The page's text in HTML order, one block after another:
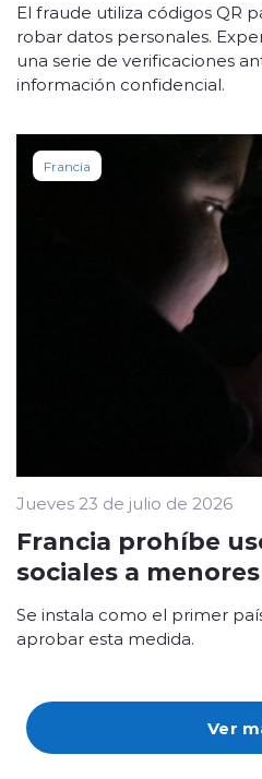
Ver
El fraude utiliza códigos QR
robar datos personales.
una serie de verificaciones
información confidencial.
Francia
Jueves 23 de julio de 2026
Francia prohíbe
sociales a
Se instala como el primer
aprobar esta medida.